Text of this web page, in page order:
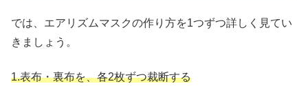
では、エアリズムマスクの作り方を1つずつ詳しく見てい
きましょう。
1.表布・裏布を、各2枚ずつ裁断する